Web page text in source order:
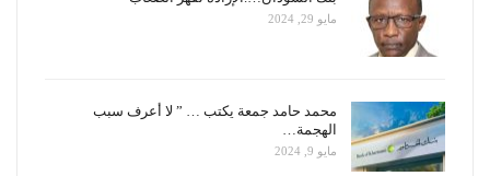
مايو 29, 2024
محمد حامد جمعة يكتب … ” لا أعرف سبب
الهجمة…
مايو 9, 2024